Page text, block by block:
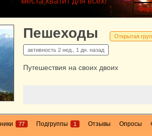
Пешеходы Открытая
активность 2 нед., 1 дн. назад
Путешествия на своих двоих
77 Подгруппы 1 Отзывы Опросы